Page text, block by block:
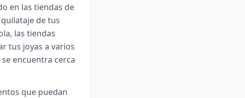
en las tiendas de
de tus
las tiendas
tus joyas a varios
encuentra cerca
que puedan